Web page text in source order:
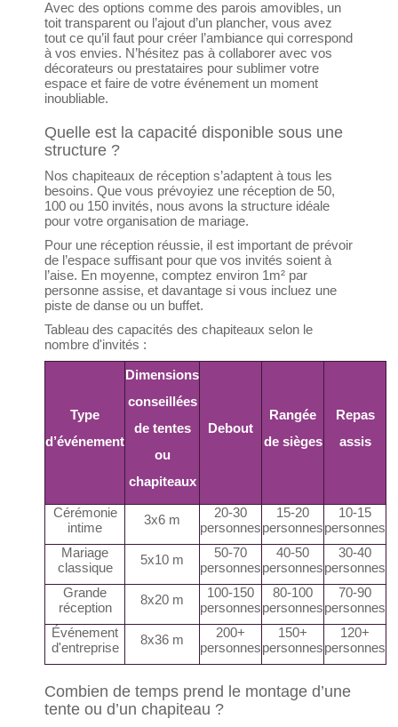
Avec des options comme des parois amovibles, un
toit transparent ou l’ajout d’un plancher, vous avez
tout ce qu’il faut pour créer l’ambiance qui correspond
à vos envies. N’hésitez pas à collaborer avec vos
décorateurs ou prestataires pour sublimer votre
espace et faire de votre événement un moment
inoubliable.
Quelle est la capacité disponible sous une
structure ?
Nos chapiteaux de réception s’adaptent à tous les
besoins. Que vous prévoyiez une réception de 50,
100 ou 150 invités, nous avons la structure idéale
pour votre organisation de mariage.
Pour une réception réussie, il est important de prévoir
de l’espace suffisant pour que vos invités soient à
l’aise. En moyenne, comptez environ 1m² par
personne assise, et davantage si vous incluez une
piste de danse ou un buffet.
Tableau des capacités des chapiteaux selon le
nombre d'invités :
Type
d’événement
Dimensions
conseillées
de tentes
ou
chapiteaux
Debout
Rangée
de sièges
Repas
assis
Cérémonie
intime
3x6 m
20-30
personnes
15-20
personnes
10-15
personnes
Mariage
classique
5x10 m
50-70
personnes
40-50
personnes
30-40
personnes
Grande
réception
8x20 m
100-150
personnes
80-100
personnes
70-90
personnes
Événement
d'entreprise
8x36 m
200+
personnes
150+
personnes
120+
personnes
Combien de temps prend le montage d’une
tente ou d’un chapiteau ?